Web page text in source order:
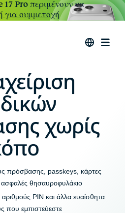
Pro περιμένουν να
συμμετοχή
χωρίς
πρόσβασης, passkeys, κάρτες
ασφαλές θησαυροφυλάκιο
PIN και άλλα ευαίσθητα
που εμπιστεύεστε